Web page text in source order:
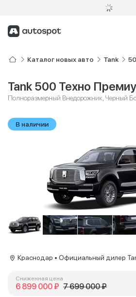
Каталог новых авто Tank
Tank 500 Техно
Полноразмерный Внедорожник, Черный
В наличии
Краснодар • Официальный дилер
Сниженная цена
6 899 000 ₽ 7 699 000 ₽